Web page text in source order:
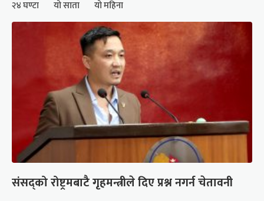
२४ घण्टा यो साता यो महिना
संसद्को रोष्ट्रमबाटै गृहमन्त्रीले दिए प्रश्न नगर्न चेतावनी